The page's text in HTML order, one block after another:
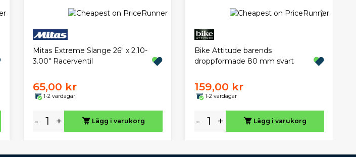
Mitas Extreme Slange 26" x 2.10-
3.00" Racerventil
65,00 kr
1-2 vardagar
- + Lägg i varukorg
Bike Attitude barends
droppformade 80 mm svart
159,00 kr
1-2 vardagar
- + Lägg i varukorg